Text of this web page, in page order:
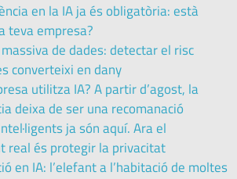
en la IA ja és obligatòria: està
teva empresa?
de dades: detectar el risc
converteixi en dany
utilitza IA? A partir d’agost, la
deixa de ser una recomanació
ja són aquí. Ara el
real és protegir la privacitat
en IA: l’elefant a l’habitació de moltes